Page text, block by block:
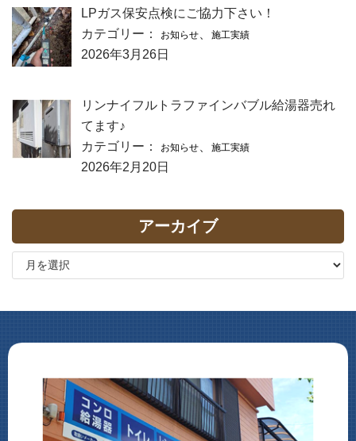
LPガス保安点検にご協力下さい！
カテゴリー：
お知らせ 施工実績
2026年3月26日
リンナイフルトラファインバブル給湯器売れ
てます♪
カテゴリー：
お知らせ 施工実績
2026年2月20日
アーカイブ